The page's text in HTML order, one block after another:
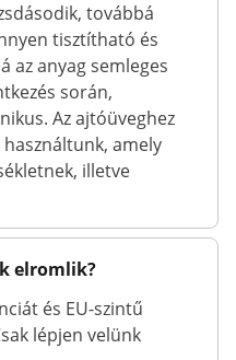
továbbá
tisztítható és
az anyag semleges
során,
Az ajtóüveghez
amely
illetve
elromlik?
és EU-szintű
lépjen velünk